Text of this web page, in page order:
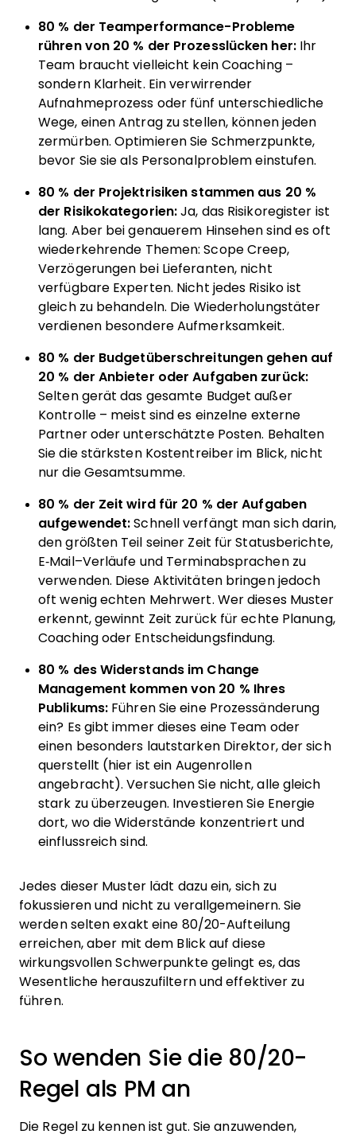
80 % der Teamperformance-Probleme
rühren von 20 % der Prozesslücken her: Ihr
Team braucht vielleicht kein Coaching –
sondern Klarheit. Ein verwirrender
Aufnahmeprozess oder fünf unterschiedliche
Wege, einen Antrag zu stellen, können jeden
zermürben. Optimieren Sie Schmerzpunkte,
bevor Sie sie als Personalproblem einstufen.
80 % der Projektrisiken stammen aus 20 %
der Risikokategorien:Ja, das Risikoregister ist
lang. Aber bei genauerem Hinsehen sind es oft
wiederkehrende Themen: Scope Creep,
Verzögerungen bei Lieferanten, nicht
verfügbare Experten. Nicht jedes Risiko ist
gleich zu behandeln. Die Wiederholungstäter
verdienen besondere Aufmerksamkeit.
80 % der Budgetüberschreitungen gehen auf
20 % der Anbieter oder Aufgaben zurück:
Selten gerät das gesamte Budget außer
Kontrolle – meist sind es einzelne externe
Partner oder unterschätzte Posten. Behalten
Sie die stärksten Kostentreiber im Blick, nicht
nur die Gesamtsumme.
80 % der Zeit wird für 20 % der Aufgaben
aufgewendet:Schnell verfängt man sich darin,
den größten Teil seiner Zeit für Statusberichte,
E‑Mail–Verläufe und Terminabsprachen zu
verwenden. Diese Aktivitäten bringen jedoch
oft wenig echten Mehrwert. Wer dieses Muster
erkennt, gewinnt Zeit zurück für echte Planung,
Coaching oder Entscheidungsfindung.
80 % des Widerstands im Change
Management kommen von 20 % Ihres
Publikums: Führen Sie eine Prozessänderung
ein? Es gibt immer dieses eine Team oder
einen besonders lautstarken Direktor, der sich
querstellt (hier ist ein Augenrollen
angebracht). Versuchen Sie nicht, alle gleich
stark zu überzeugen. Investieren Sie Energie
dort, wo die Widerstände konzentriert und
einflussreich sind.
Jedes dieser Muster lädt dazu ein, sich zu
fokussieren und nicht zu verallgemeinern. Sie
werden selten exakt eine 80/20-Aufteilung
erreichen, aber mit dem Blick auf diese
wirkungsvollen Schwerpunkte gelingt es, das
Wesentliche herauszufiltern und effektiver zu
führen.
So wenden Sie die 80/20-
Regel als PM an
Die Regel zu kennen ist gut. Sie anzuwenden,